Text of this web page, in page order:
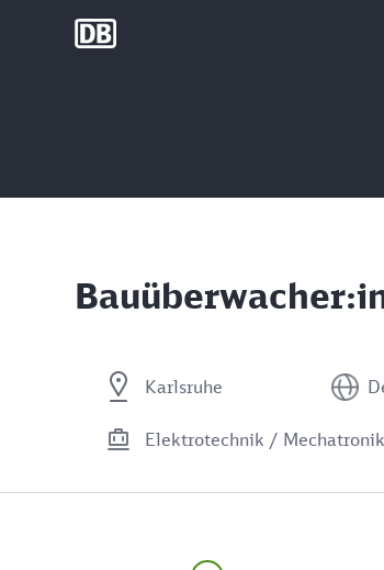
DB Group
Karlsruhe
Elektrotechnik /